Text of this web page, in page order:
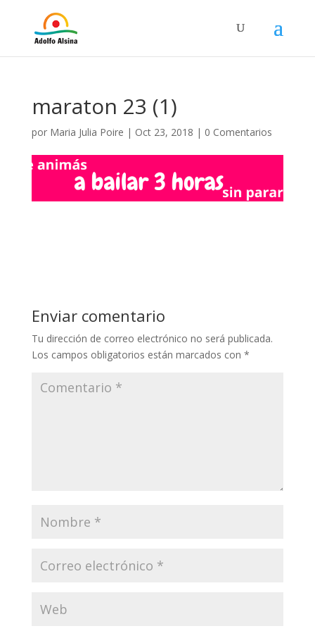
maraton 23 (1)
por Maria Julia Poire | Oct 23, 2018 | 0 Comentarios
Enviar comentario
Tu dirección de correo electrónico no será publicada.
Los campos obligatorios están marcados con *